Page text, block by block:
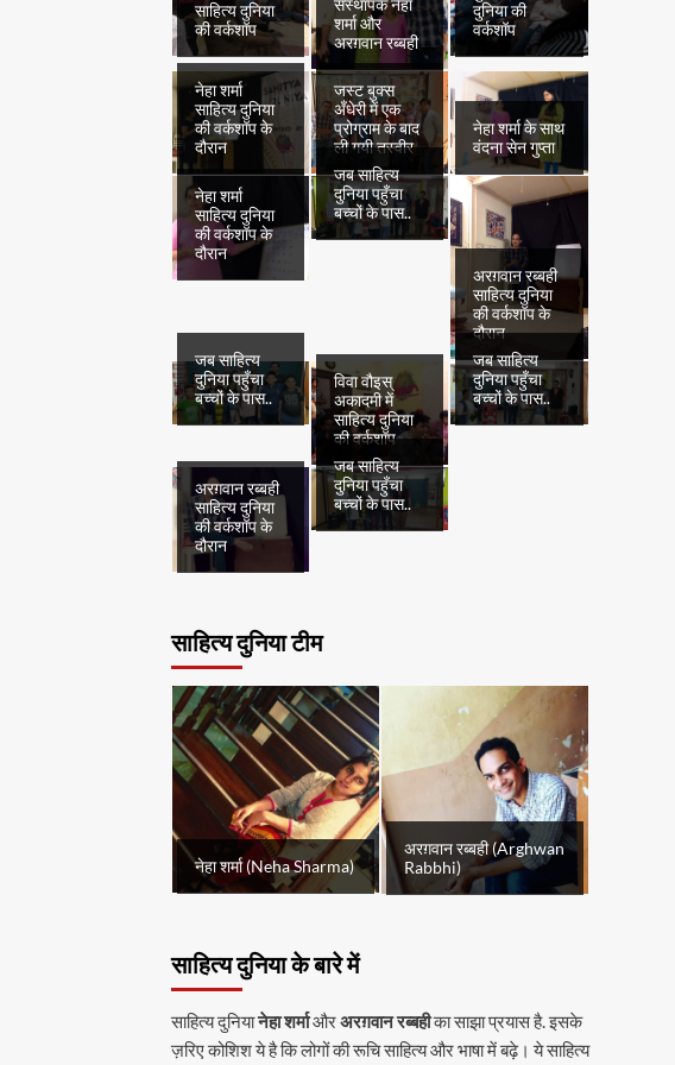
साहित्य दुनिया
की वर्कशॉप
संस्थापक नेहा
शर्मा और
अरग़वान रब्बही
दुनिया की
वर्कशॉप
नेहा शर्मा
साहित्य दुनिया
की वर्कशॉप के
दौरान
जस्ट बुक्स
अँधेरी में एक
प्रोग्राम के बाद
ली गयी तस्वीर
नेहा शर्मा के साथ
वंदना सेन गुप्ता
नेहा शर्मा
साहित्य दुनिया
की वर्कशॉप के
दौरान
जब साहित्य
दुनिया पहुँचा
बच्चों के पास..
अरग़वान रब्बही
साहित्य दुनिया
की वर्कशॉप के
दौरान
जब साहित्य
दुनिया पहुँचा
बच्चों के पास..
विवा वौइस्
अकादमी में
साहित्य दुनिया
की वर्कशॉप
जब साहित्य
दुनिया पहुँचा
बच्चों के पास..
अरग़वान रब्बही
साहित्य दुनिया
की वर्कशॉप के
दौरान
जब साहित्य
दुनिया पहुँचा
बच्चों के पास..
साहित्य दुनिया टीम
नेहा शर्मा (Neha Sharma)
अरग़वान रब्बही (Arghwan
Rabbhi)
साहित्य दुनिया के बारे में
साहित्य दुनियानेहा शर्माऔरअरग़वान रब्बहीका साझा प्रयास है. इसके
ज़रिए कोशिश ये है कि लोगों की रूचि साहित्य और भाषा में बढ़े। ये साहित्य